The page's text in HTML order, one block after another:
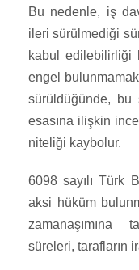
Bu nedenle, iş
ileri sürülmediği
kabul edilebilirliği
engel
sürüldüğünde, bu
esasına ilişkin
niteliği kaybolur.
6098 sayılı Türk
aksi hüküm
zamanaşımına
süreleri, tarafların